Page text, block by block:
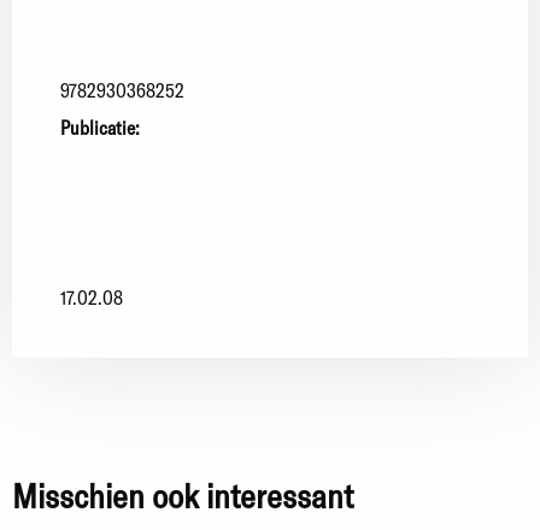
9782930368252
Publicatie:
17.02.08
Misschien ook interessant